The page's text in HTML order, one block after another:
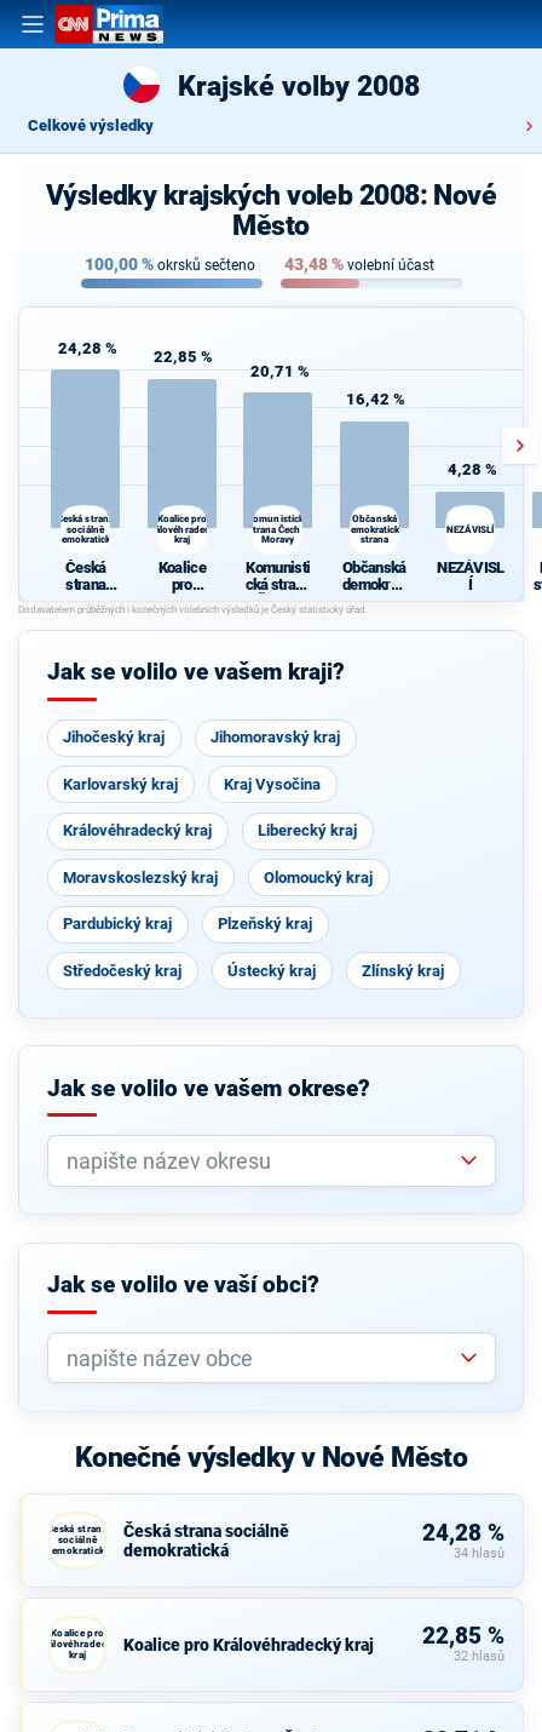
Krajské volby 2008
Celkové výsledky
Výsledky krajských voleb 2008: Nové
Město
100,00% okrsků sečteno 43,48% volební účast
24,28 %
Česká strana
sociálně
demokratická
Česká
strana
sociálně
demokrati
cká
22,85 %
Koalice pro
Královéhradecký
kraj
Koalice
pro
Královéhra
decký kraj
20,71 %
Komunistická
strana Čech a
Moravy
Komunisti
cká strana
Čech a
Moravy
16,42 %
Občanská
demokratická
strana
Občanská
demokrati
cká strana
4,28 %
NEZÁVISLÍ
NEZÁVISL
Í
Jak se volilo ve vašem kraji?
Jihočeský kraj Jihomoravský kraj
Karlovarský kraj Kraj Vysočina
Královéhradecký kraj Liberecký kraj
Moravskoslezský kraj Olomoucký kraj
Pardubický kraj Plzeňský kraj
Středočeský kraj Ústecký kraj Zlínský kraj
Jak se volilo ve vašem okrese?
Jak se volilo ve vaší obci?
Konečné výsledky v Nové Město
Česká strana
sociálně
demokratická
Česká strana sociálně
demokratická
24,28 %
34 hlasů
Koalice pro
Královéhradecký
kraj
Koalice pro Královéhradecký kraj 22,85 %
32 hlasů